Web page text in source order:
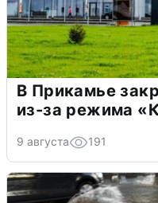
В Прикамье
из-за режима
9 августа 191